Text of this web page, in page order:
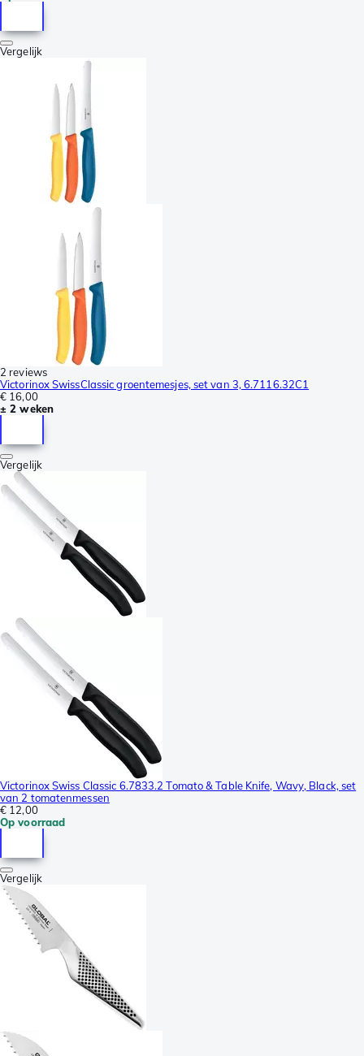
Vergelijk
2 reviews
Victorinox SwissClassic groentemesjes, set van 3, 6.7116.32C1
€ 16,00
± 2 weken
Vergelijk
Victorinox Swiss Classic 6.7833.2 Tomato & Table Knife, Wavy, Black, set
van 2 tomatenmessen
€ 12,00
Op voorraad
Vergelijk